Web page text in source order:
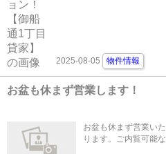
2025-08-05 物件情報
お盆も休まず営業します！
お盆も休まず営業い
ります。ご内覧可能